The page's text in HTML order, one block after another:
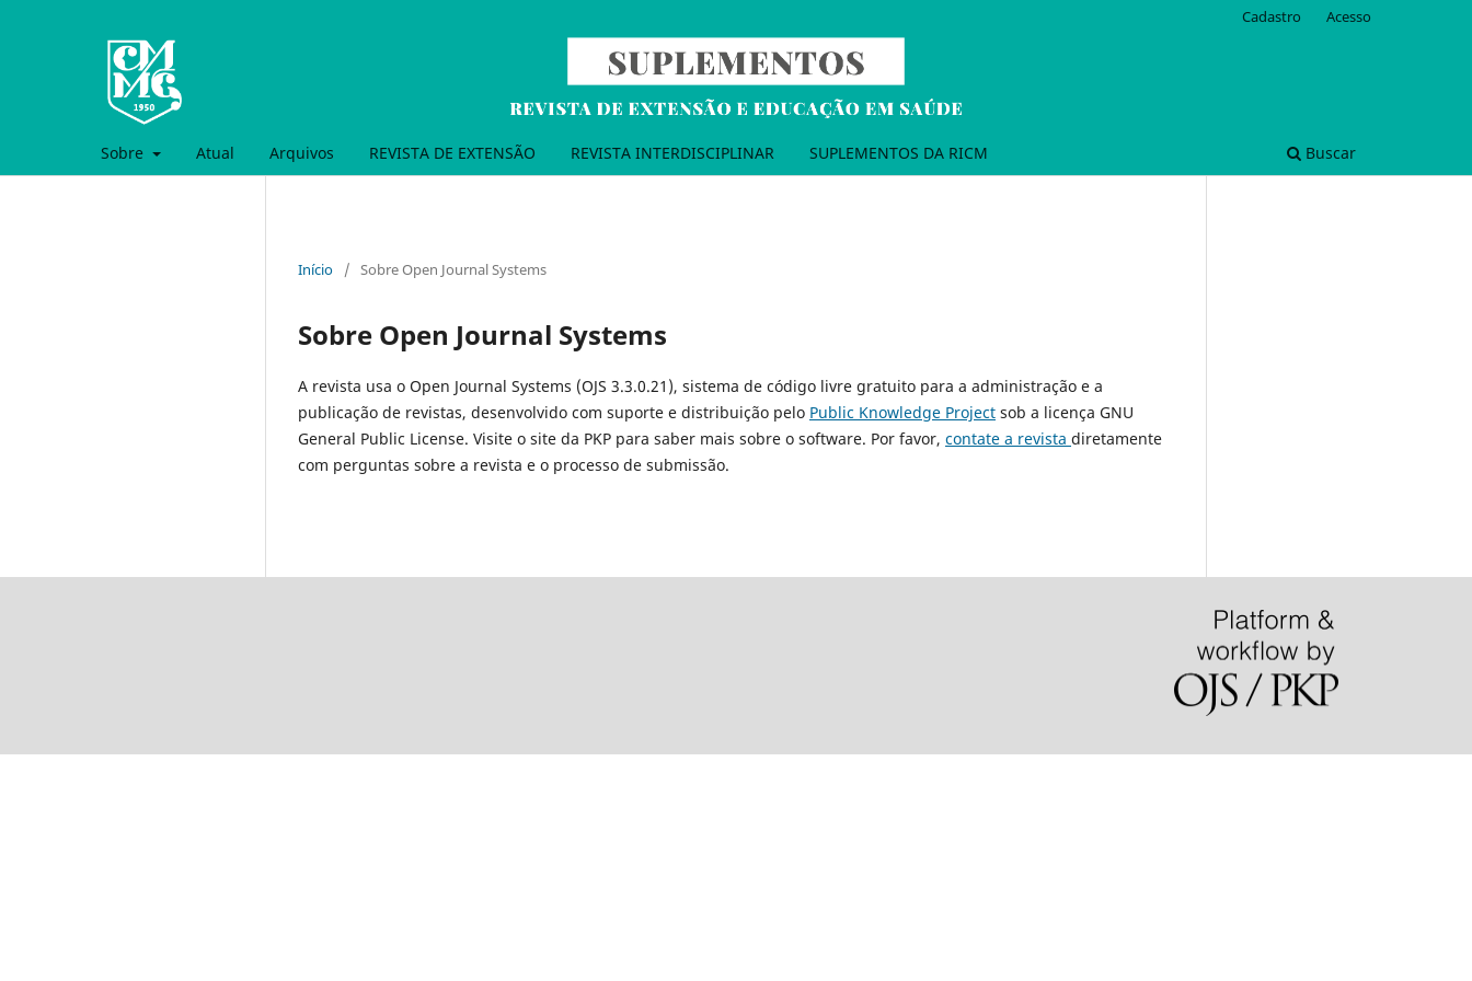
Sobre Atual Arquivos REVISTA DE EXTENSÃO REVISTA INTERDISCIPLINAR SUPLEMENTOS DA RICM Buscar
Cadastro Acesso
Início / Sobre Open Journal Systems
Sobre Open Journal Systems
A revista usa o Open Journal Systems (OJS 3.3.0.21), sistema de código livre gratuito para a administração e a
publicação de revistas, desenvolvido com suporte e distribuição pelo Public Knowledge Project sob a licença GNU
General Public License. Visite o site da PKP para saber mais sobre o software. Por favor, contate a revista diretamente
com perguntas sobre a revista e o processo de submissão.